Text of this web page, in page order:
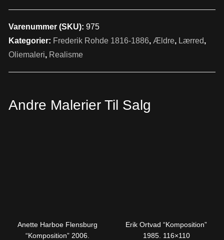
Varenummer (SKU): 975
Kategorier: Frederik Rohde 1816-1886, Ældre, Lærred,
Oliemaleri, Realisme
Andre Malerier Til Salg
Anette Harboe Flensburg
“Komposition” 2006.
Erik Ortvad “Komposition”
1985. 116×110